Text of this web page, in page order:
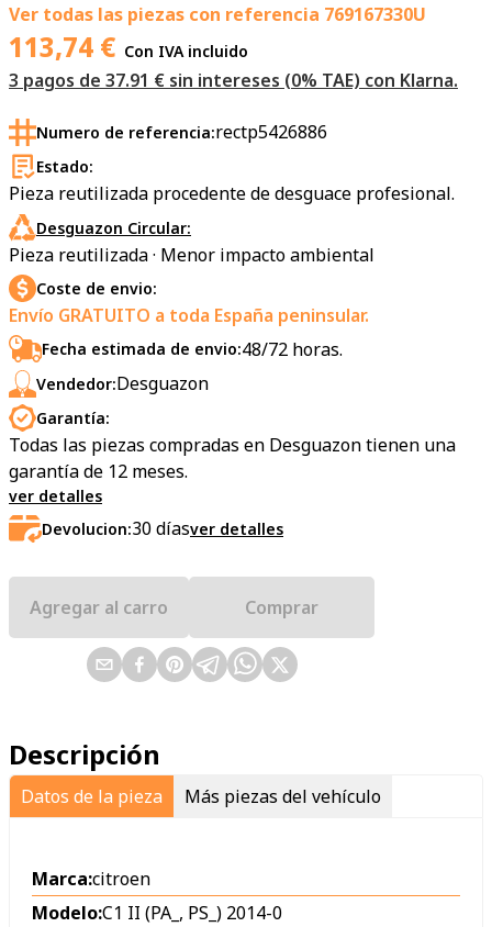
Ver todas las piezas con referencia 769167330U
113,74 € Con IVA incluido
3 pagos de 37.91 € sin intereses (0% TAE) con Klarna.
Numero de referencia:rectp5426886
Estado:
Pieza reutilizada procedente de desguace profesional.
Desguazon Circular:
Pieza reutilizada · Menor impacto ambiental
Coste de envio:
Envío GRATUITO a toda España peninsular.
Fecha estimada de envio:48/72 horas.
Vendedor:Desguazon
Garantía:
Todas las piezas compradas en Desguazon tienen una
garantía de 12 meses.
ver detalles
Devolucion:30díasver detalles
Agregar al carro Comprar
Descripción
Datos de la pieza Más piezas del vehículo
Marca:citroen
Modelo:C1 II (PA_, PS_) 2014-0